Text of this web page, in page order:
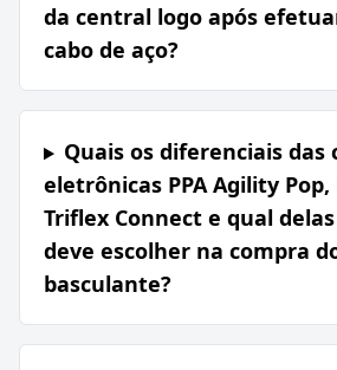
da central logo após
cabo de aço?
Quais os diferenciais das
eletrônicas PPA Agility Pop,
Triflex Connect e qual
deve escolher na compra
basculante?